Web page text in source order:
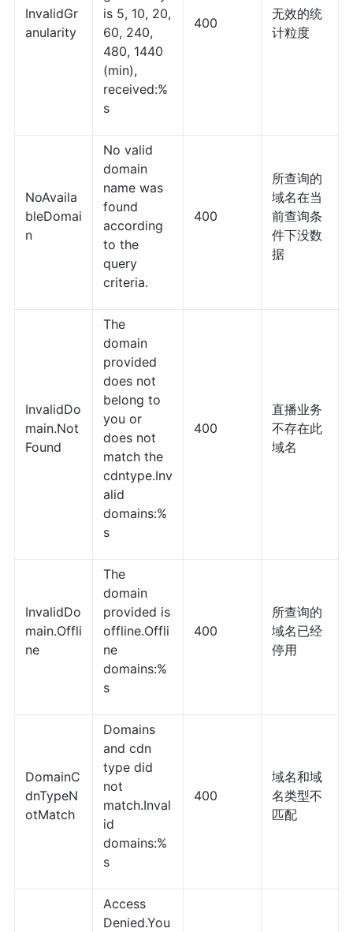
InvalidGr
anularity
is 5, 10, 20,
60, 240,
480, 1440
(min),
received:%
s
400
无效的统
计粒度
NoAvaila
bleDomai
n
No valid
domain
name was
found
according
to the
query
criteria.
400
所查询的
域名在当
前查询条
件下没数
据
InvalidDo
main.Not
Found
The
domain
provided
does not
belong to
you or
does not
match the
cdntype.Inv
alid
domains:%
s
400
直播业务
不存在此
域名
InvalidDo
main.Offli
ne
The
domain
provided is
offline.Offli
ne
domains:%
s
400
所查询的
域名已经
停用
DomainC
dnTypeN
otMatch
Domains
and cdn
type did
not
match.Inval
id
domains:%
s
400
域名和域
名类型不
匹配
Access
Denied.You